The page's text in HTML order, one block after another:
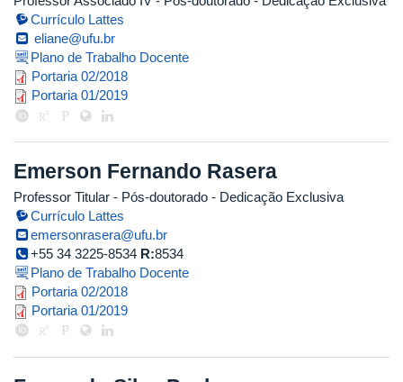
Currículo Lattes
eliane@ufu.br
Plano de Trabalho Docente
portaria_pos_doc_eliane.pdf
Portaria 02/2018
portaria_eliane.pdf
Portaria 01/2019
Emerson Fernando Rasera
Professor Titular - Pós-doutorado - Dedicação Exclusiva
Currículo Lattes
emersonrasera@ufu.br
+55 34 3225-8534 R:8534
Plano de Trabalho Docente
portaria_emerson_1.pdf
Portaria 02/2018
portaria_emerson.pdf
Portaria 01/2019